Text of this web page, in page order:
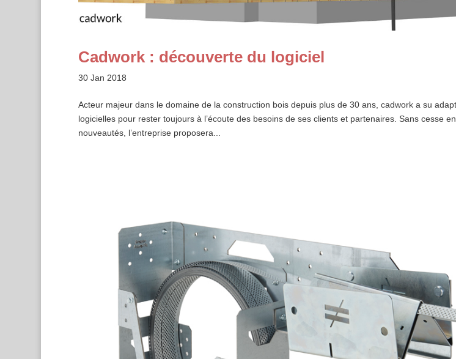
Cadwork : découverte du logiciel
30 Jan 2018
Acteur majeur dans le domaine de la construction bois depuis plus de 30 ans, cadwork a su
logicielles pour rester toujours à l’écoute des besoins de ses clients et partenaires. Sans cesse
nouveautés, l’entreprise proposera...